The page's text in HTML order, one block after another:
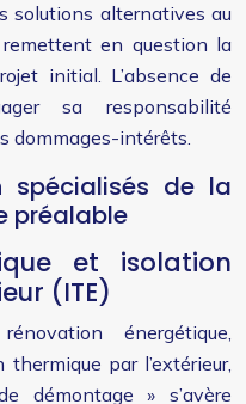
solutions alternatives au
en question la
initial. L’absence de
sa responsabilité
dommages-intérêts.
spécialisés de la
préalable
et isolation
(ITE)
énergétique,
par l’extérieur,
démontage » s’avère